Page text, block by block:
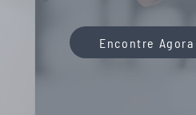
Encontre Agora